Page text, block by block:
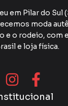
em Pilar do Sul
moda
e o rodeio, com
e loja física.